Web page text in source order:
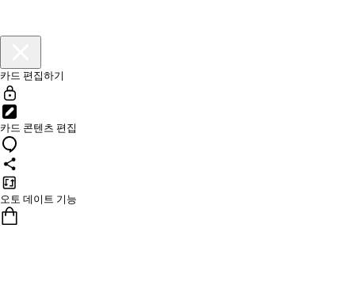
카드 편집하기
카드 콘텐츠 편집
오토 데이트 기능